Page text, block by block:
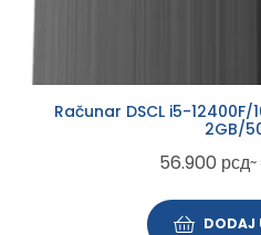
Računar DSCL i5-12400F/
2GB/
56.900 рсд
DODAJ